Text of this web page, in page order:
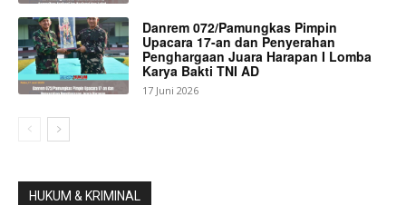
Danrem 072/Pamungkas Pimpin
Upacara 17-an dan Penyerahan
Penghargaan Juara Harapan I Lomba
Karya Bakti TNI AD
17 Juni 2026
HUKUM & KRIMINAL